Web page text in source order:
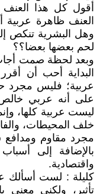
أقول كل هذا
العنف ظاهرة عربية
وهل البشرية تنكص
لحم بعضها بعضا؟؟
وبعد لحظة صمت
البداية أحب أن
عربية؛ فليس مجرد
على أنه عربي
ليست عربية كلها،
خلف المحيطات،
مجرد مقاوم
بالإضافة إلى
واقتصادية.
كليلة : لست أسألك
تأثير، ولكني معني